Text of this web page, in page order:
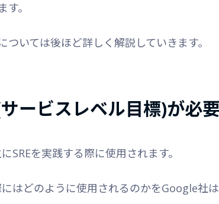
す。
ついては後ほど詳しく解説していきます。
ービスレベル目標)が必
SREを実践する際に使用されます。
はどのように使用されるのかをGoogle社